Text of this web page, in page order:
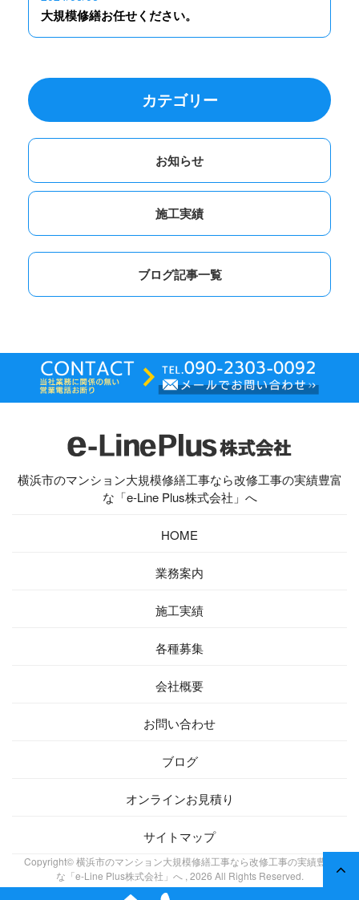
大規模修繕お任せください。
カテゴリー
お知らせ
施工実績
ブログ記事一覧
横浜市のマンション大規模修繕工事なら改修工事の実績豊富
な「e-Line Plus株式会社」へ
HOME
業務案内
施工実績
各種募集
会社概要
お問い合わせ
ブログ
オンラインお見積り
サイトマップ
Copyright© 横浜市のマンション大規模修繕工事なら改修工事の実績豊富
な「e-Line Plus株式会社」へ , 2026 All Rights Reserved.